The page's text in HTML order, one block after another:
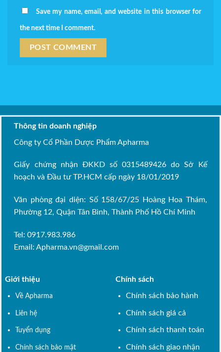
Save my name, email, and website in this browser for
the next time I comment.
Thông tin doanh nghiệp
Công ty Cổ Phần Dược Phẩm Apharma
Giấy chứng nhận ĐKKD số 0315489426 do Sở Kế
hoạch và Đầu tư TP.HCM cấp ngày 18/01/2019
Văn phòng đại diện: Số 158/67/25 Hoàng Hoa Thám,
Phường 12, Quận Tân Bình, Thành Phố Hồ Chí Minh
Tel: 0917.983.986
Email:Apharma.vn@gmail.com
Giới thiệu
Về Apharma
Liên hệ
Tuyển dụng
Chính sách bảo mật
Chính sách
Chính sách bảo hành
Chính sách giá cả
Chính sách thanh toán
Chính sách giao nhận